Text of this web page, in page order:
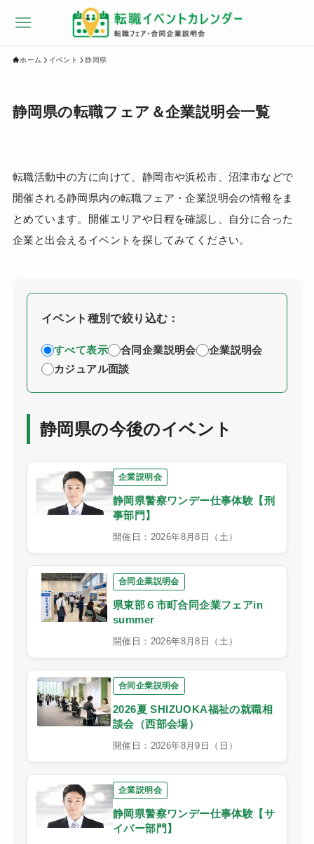
ホーム イベント 静岡県
静岡県の転職フェア＆企業説明会一覧
転職活動中の方に向けて、静岡市や浜松市、沼津市などで
開催される静岡県内の転職フェア・企業説明会の情報をま
とめています。開催エリアや日程を確認し、自分に合った
企業と出会えるイベントを探してみてください。
イベント種別で絞り込む：
すべて表示 合同企業説明会
企業説明会
カジュアル面談
静岡県の今後のイベント
企業説明会
静岡県警察ワンデー仕事体験【刑
事部門】
開催日：2026年8月8日（土）
合同企業説明会
県東部６市町合同企業フェアin
summer
開催日：2026年8月8日（土）
合同企業説明会
2026夏 SHIZUOKA福祉の就職相
談会（西部会場）
開催日：2026年8月9日（日）
企業説明会
静岡県警察ワンデー仕事体験【サ
イバー部門】